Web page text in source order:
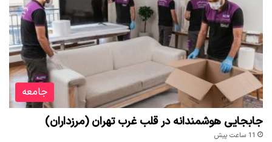
جامعه
جابجایی هوشمندانه در قلب غرب تهران (مرزداران)
11 ساعت پیش